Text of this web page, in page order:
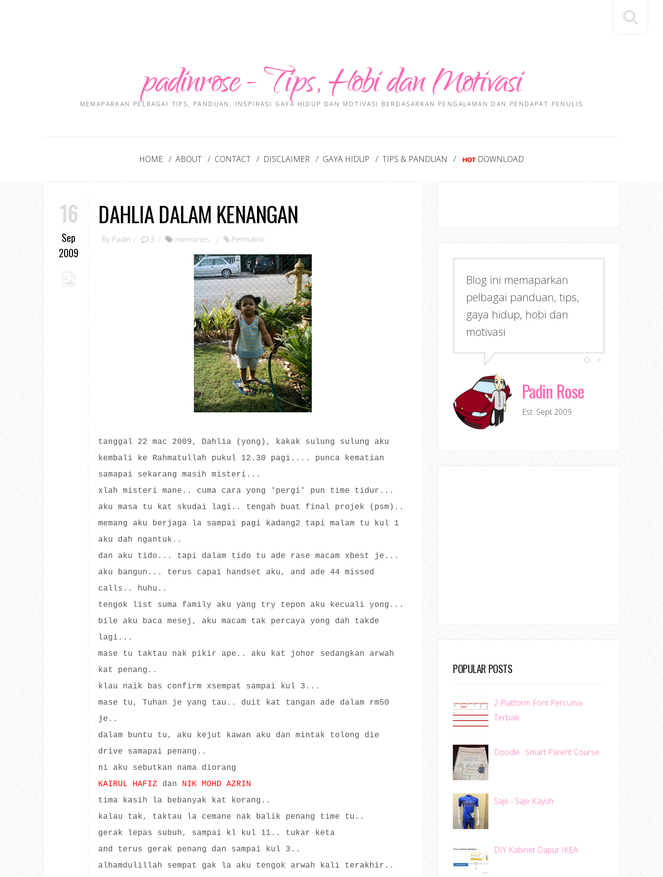
padinrose - Tips, Hobi dan Motivasi
MEMAPARKAN PELBAGAI TIPS, PANDUAN, INSPIRASI GAYA HIDUP DAN MOTIVASI BERDASARKAN PENGALAMAN DAN PENDAPAT PENULIS
HOME ABOUT CONTACT DISCLAIMER GAYA HIDUP TIPS & PANDUAN DOWNLOAD
16
Sep
2009
DAHLIA DALAM KENANGAN
By Padin 3 memories, Permalink
tanggal 22 mac 2009, Dahlia (yong), kakak sulung sulung aku
kembali ke Rahmatullah pukul 12.30 pagi.... punca kematian
samapai sekarang masih misteri...
xlah misteri mane.. cuma cara yong 'pergi' pun time tidur...
aku masa tu kat skudai lagi.. tengah buat final projek (psm)..
memang aku berjaga la sampai pagi kadang2 tapi malam tu kul 1
aku dah ngantuk..
dan aku tido... tapi dalam tido tu ade rase macam xbest je...
aku bangun... terus capai handset aku, and ade 44 missed
calls.. huhu..
tengok list suma family aku yang try tepon aku kecuali yong...
bile aku baca mesej, aku macam tak percaya yong dah takde
lagi...
mase tu taktau nak pikir ape.. aku kat johor sedangkan arwah
kat penang..
klau naik bas confirm xsempat sampai kul 3...
mase tu, Tuhan je yang tau.. duit kat tangan ade dalam rm50
je..
dalam buntu tu, aku kejut kawan aku dan mintak tolong die
drive samapai penang..
ni aku sebutkan nama diorang
KAIRUL HAFIZ dan NIK MOHD AZRIN
tima kasih la bebanyak kat korang..
kalau tak, taktau la cemane nak balik penang time tu..
gerak lepas subuh, sampai kl kul 11.. tukar keta
and terus gerak penang dan sampai kul 3..
alhamdulillah sempat gak la aku tengok arwah kali terakhir..
Blog ini memaparkan
pelbagai panduan, tips,
gaya hidup, hobi dan
motivasi
Padin Rose
Est. Sept 2009
POPULAR POSTS
2 Platform Font Percuma
Terbaik
Doodle : Smart Parent Course
Saje - Saje Kayuh
DIY Kabinet Dapur IKEA